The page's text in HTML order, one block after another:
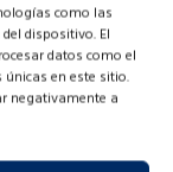
como las
dispositivo. El
datos como el
en este sitio.
negativamente a